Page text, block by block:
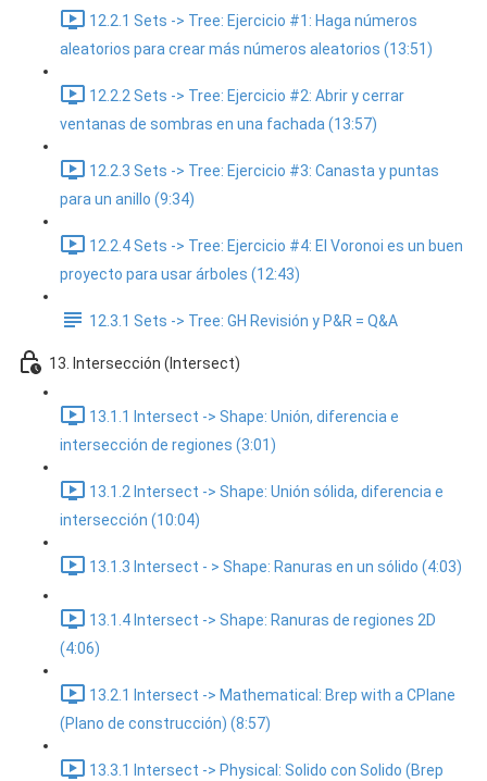
12.2.1 Sets -> Tree: Ejercicio #1: Haga números
aleatorios para crear más números aleatorios (13:51)
12.2.2 Sets -> Tree: Ejercicio #2: Abrir y cerrar
ventanas de sombras en una fachada (13:57)
12.2.3 Sets -> Tree: Ejercicio #3: Canasta y puntas
para un anillo (9:34)
12.2.4 Sets -> Tree: Ejercicio #4: El Voronoi es un buen
proyecto para usar árboles (12:43)
12.3.1 Sets -> Tree: GH Revisión y P&R = Q&A
13. Intersección (Intersect)
13.1.1 Intersect -> Shape: Unión, diferencia e
intersección de regiones (3:01)
13.1.2 Intersect -> Shape: Unión sólida, diferencia e
intersección (10:04)
13.1.3 Intersect - > Shape: Ranuras en un sólido (4:03)
13.1.4 Intersect -> Shape: Ranuras de regiones 2D
(4:06)
13.2.1 Intersect -> Mathematical: Brep with a CPlane
(Plano de construcción) (8:57)
13.3.1 Intersect -> Physical: Solido con Solido (Brep